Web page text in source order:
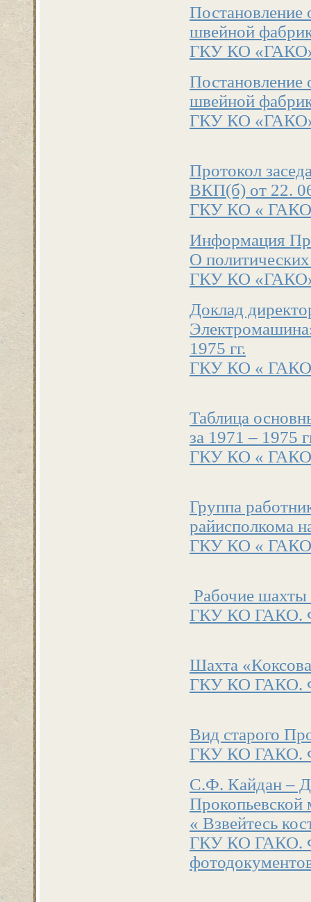
Постановление
швейной
ГКУ КО
Постановление
швейной
ГКУ КО
Протокол
ВКП(б) от 22.
ГКУ КО «
Информация
О
ГКУ КО
Доклад
1975 гг.
ГКУ КО «
Таблица
за 1971 – 1975
ГКУ КО «
Группа
райисполкома
ГКУ КО «
Рабочие шахты
ГКУ КО ГАКО.
Шахта
ГКУ КО ГАКО.
Вид старого
ГКУ КО ГАКО.
С.Ф. Кайдан –
Прокопьевской
« Взвейтесь
ГКУ КО ГАКО.